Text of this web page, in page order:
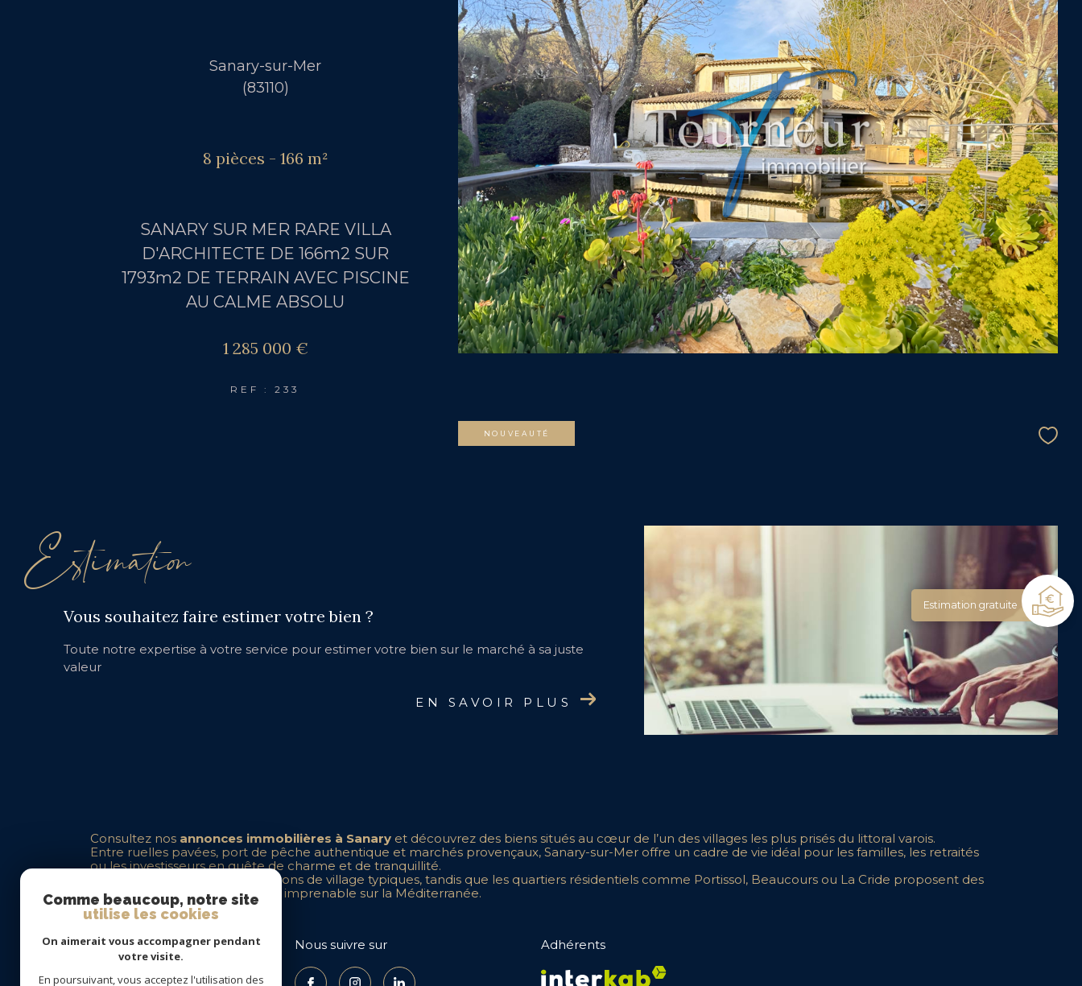
Sanary-sur-Mer
(83110)
8 pièces - 166 m²
SANARY SUR MER RARE VILLA
D'ARCHITECTE DE 166m2 SUR
1793m2 DE TERRAIN AVEC PISCINE
AU CALME ABSOLU
1 285 000 €
REF : 233
NOUVEAUTÉ
Estimation
Vous souhaitez faire estimer votre bien ?
Toute notre expertise à votre service pour estimer votre bien sur le marché à sa juste
valeur
EN SAVOIR PLUS
Consultez nos annonces immobilières à Sanary et découvrez des biens situés au cœur de l’un des villages les plus prisés du littoral varois.
Entre ruelles pavées, port de pêche authentique et marchés provençaux, Sanary-sur-Mer offre un cadre de vie idéal pour les familles, les retraités
ou les investisseurs en quête de charme et de tranquillité.
Le centre-ville regorge de maisons de village typiques, tandis que les quartiers résidentiels comme Portissol, Beaucours ou La Cride proposent des
villas contemporaines avec vue imprenable sur la Méditerranée.
Tourneur Immobilier
04 83 73 94 95
Nous suivre sur Adhérents
Estimation gratuite
Comme beaucoup, notre site
utilise les cookies
On aimerait vous accompagner pendant
votre visite.
En poursuivant, vous acceptez l'utilisation des